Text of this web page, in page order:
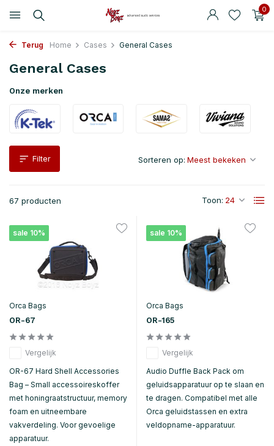
0
Terug Home Cases General Cases
General Cases
Onze merken
Filter
67 producten Toon:
Sorteren op:
sale 10%
Orca Bags
OR-67
Vergelijk
OR-67 Hard Shell Accessories
Bag – Small accessoireskoffer
met honingraatstructuur, memory
foam en uitneembare
vakverdeling. Voor gevoelige
apparatuur.
sale 10%
Orca Bags
OR-165
Vergelijk
Audio Duffle Back Pack om
geluidsapparatuur op te slaan en
te dragen. Compatibel met alle
Orca geluidstassen en extra
veldopname-apparatuur.